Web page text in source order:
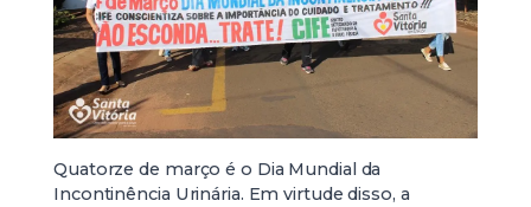
Quatorze de março é o Dia Mundial da
Incontinência Urinária. Em virtude disso, a